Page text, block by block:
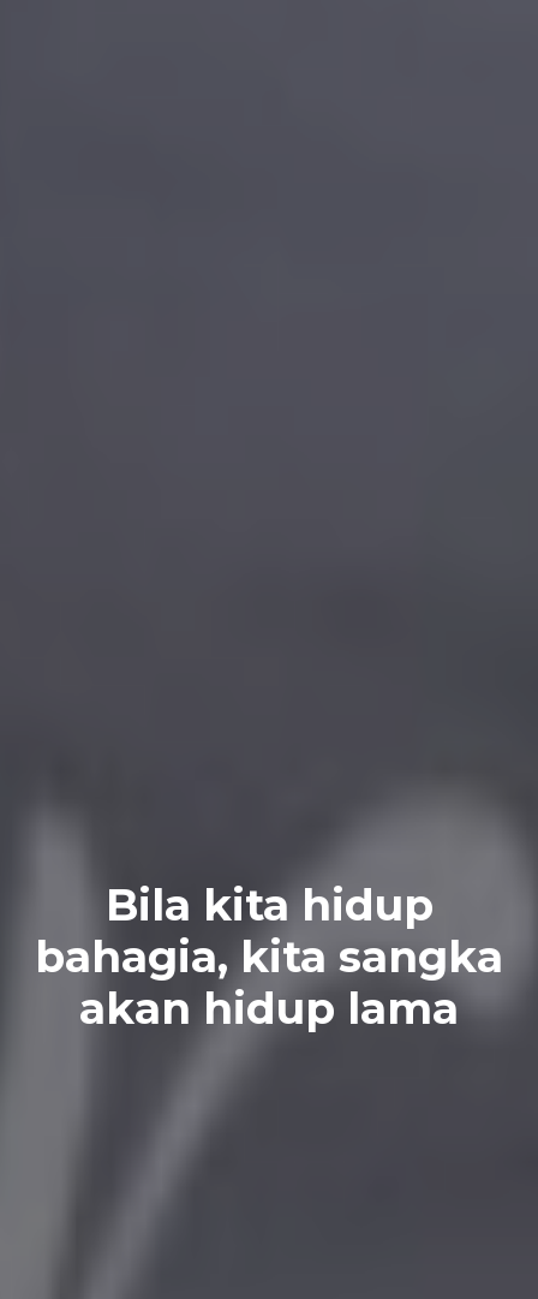
Bila kita hidup
bahagia, kita sangka
akan hidup lama